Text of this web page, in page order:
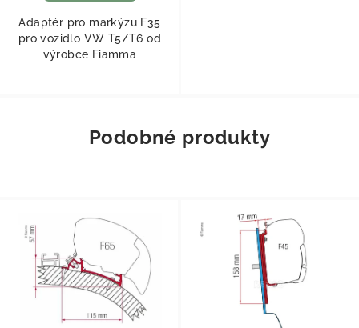
Adaptér pro markýzu F35
pro vozidlo VW T5/T6 od
výrobce Fiamma
Podobné produkty